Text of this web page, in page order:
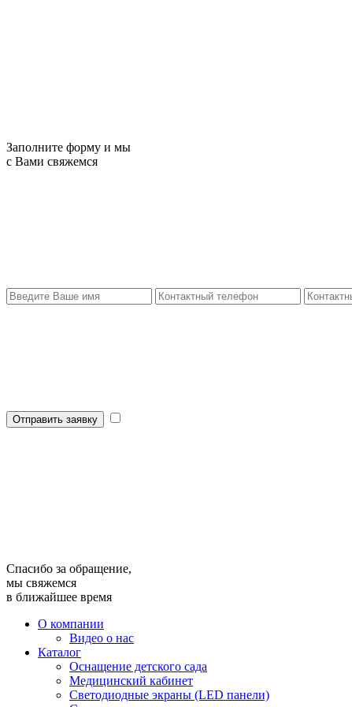
Заполните форму и мы
с Вами свяжемся
Отправить заявку
Спасибо за обращение,
мы свяжемся
в ближайшее время
О компании
Видео о нас
Каталог
Оснащение детского сада
Медицинский кабинет
Светодиодные экраны (LED панели)